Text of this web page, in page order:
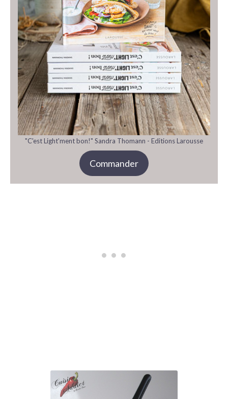
"C'est Light'ment bon!" Sandra Thomann - Editions Larousse
Commander